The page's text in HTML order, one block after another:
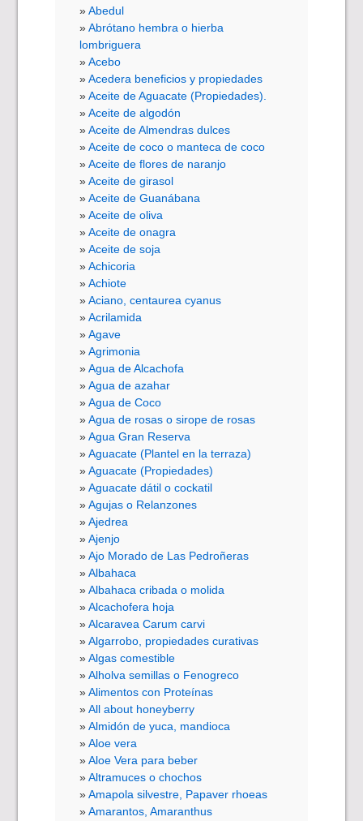
Abedul
Abrótano hembra o hierba
lombriguera
Acebo
Acedera beneficios y propiedades
Aceite de Aguacate (Propiedades).
Aceite de algodón
Aceite de Almendras dulces
Aceite de coco o manteca de coco
Aceite de flores de naranjo
Aceite de girasol
Aceite de Guanábana
Aceite de oliva
Aceite de onagra
Aceite de soja
Achicoria
Achiote
Aciano, centaurea cyanus
Acrilamida
Agave
Agrimonia
Agua de Alcachofa
Agua de azahar
Agua de Coco
Agua de rosas o sirope de rosas
Agua Gran Reserva
Aguacate (Plantel en la terraza)
Aguacate (Propiedades)
Aguacate dátil o cockatil
Agujas o Relanzones
Ajedrea
Ajenjo
Ajo Morado de Las Pedroñeras
Albahaca
Albahaca cribada o molida
Alcachofera hoja
Alcaravea Carum carvi
Algarrobo, propiedades curativas
Algas comestible
Alholva semillas o Fenogreco
Alimentos con Proteínas
All about honeyberry
Almidón de yuca, mandioca
Aloe vera
Aloe Vera para beber
Altramuces o chochos
Amapola silvestre, Papaver rhoeas
Amarantos, Amaranthus